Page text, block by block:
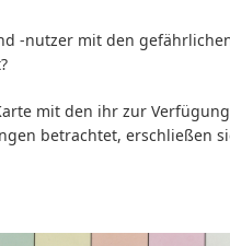
-nutzer mit den
mit den ihr zur
betrachtet, erschließen